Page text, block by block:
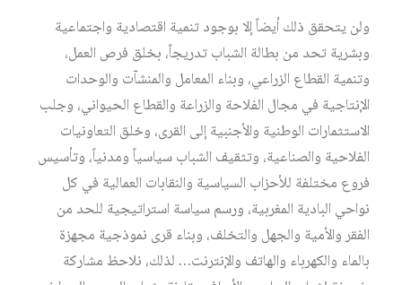
ولن يتحقق ذلك أيضاً إلا بوجود تنمية اقتصادية واجتماعية
وبشرية تحد من بطالة الشباب تدريجاً، بخلق فرص العمل،
وتنمية القطاع الزراعي، وبناء المعامل والمنشآت والوحدات
الإنتاجية في مجال الفلاحة والزراعة والقطاع الحيواني، وجلب
الاستثمارات الوطنية والأجنبية إلى القرى، وخلق التعاونيات
الفلاحية والصناعية، وتثقيف الشباب سياسياً ومدنياً، وتأسيس
فروع مختلفة للأحزاب السياسية والنقابات العمالية في كل
نواحي البادية المغربية، ورسم سياسة استراتيجية للحد من
الفقر والأمية والجهل والتخلف، وبناء قرى نموذجية مجهزة
بالماء والكهرباء والهاتف والإنترنت… لذلك، نلاحظ مشاركة